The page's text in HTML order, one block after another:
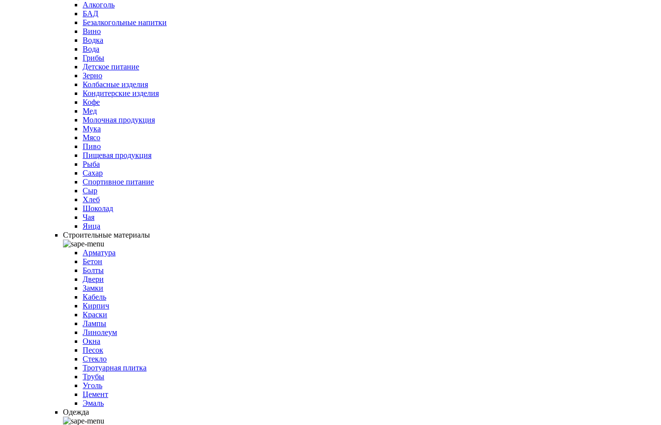
Алкоголь
БАД
Безалкогольные напитки
Вино
Водка
Вода
Грибы
Детское питание
Зерно
Колбасные изделия
Кондитерские изделия
Кофе
Мед
Молочная продукция
Мука
Мясо
Пиво
Пищевая продукция
Рыба
Сахар
Спортивное питание
Сыр
Хлеб
Шоколад
Чая
Яица
Строительные материалы
Арматура
Бетон
Болты
Двери
Замки
Кабель
Кирпич
Краски
Лампы
Линолеум
Окна
Песок
Стекло
Тротуарная плитка
Трубы
Уголь
Цемент
Эмаль
Одежда